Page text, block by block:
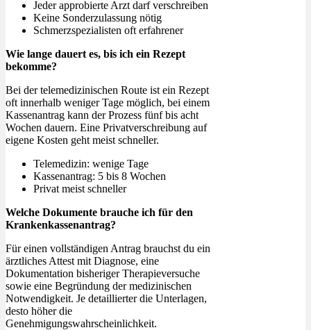
Jeder approbierte Arzt darf verschreiben
Keine Sonderzulassung nötig
Schmerzspezialisten oft erfahrener
Wie lange dauert es, bis ich ein Rezept
bekomme?
Bei der telemedizinischen Route ist ein Rezept
oft innerhalb weniger Tage möglich, bei einem
Kassenantrag kann der Prozess fünf bis acht
Wochen dauern. Eine Privatverschreibung auf
eigene Kosten geht meist schneller.
Telemedizin: wenige Tage
Kassenantrag: 5 bis 8 Wochen
Privat meist schneller
Welche Dokumente brauche ich für den
Krankenkassenantrag?
Für einen vollständigen Antrag brauchst du ein
ärztliches Attest mit Diagnose, eine
Dokumentation bisheriger Therapieversuche
sowie eine Begründung der medizinischen
Notwendigkeit. Je detaillierter die Unterlagen,
desto höher die
Genehmigungswahrscheinlichkeit.